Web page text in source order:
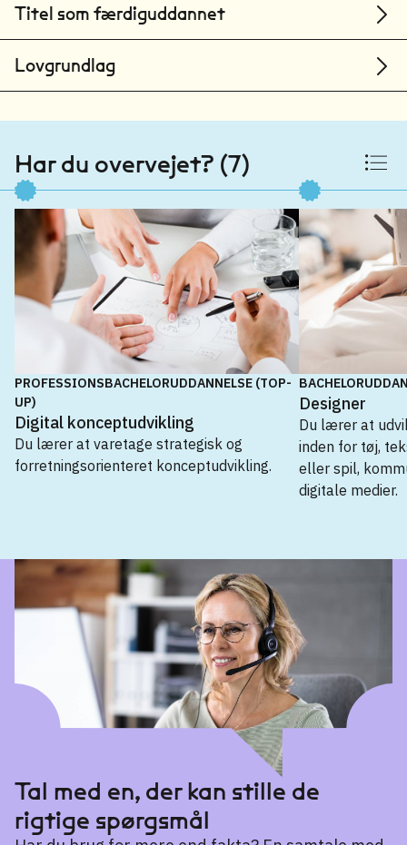
Kolding
IBA Erhvervsakademi Kolding
Kolding
Syddansk Erhvervsakademi
Sønderborg
UCL Erhvervsakademi og Professionshøjskole
Odense
Professionshøjskolen University College
Nordjylland
Zealand Sjællands Erhvervsakademi
Køge
Zealand Sjællands Erhvervsakademi
Køge
Zealand Sjællands Erhvervsakademi
Titel som færdiguddannet
Lovgrundlag
Har du overvejet? (7)
PROFESSIONSBACHELORUDDANNELSE (TOP-
UP)
Digital konceptudvikling
Du lærer at varetage strategisk og
forretningsorienteret konceptudvikling.
Designer
Du lærer at
inden for tøj,
eller spil,
digitale medier.
Datamatiker
Entreprenørskab og design
It-teknolog
Professionsbacheloruddannelse (top-up)
Professionsbacheloruddannelse
E-commerce og digital marketing
→
Tal med en, der kan stille de
rigtige spørgsmål